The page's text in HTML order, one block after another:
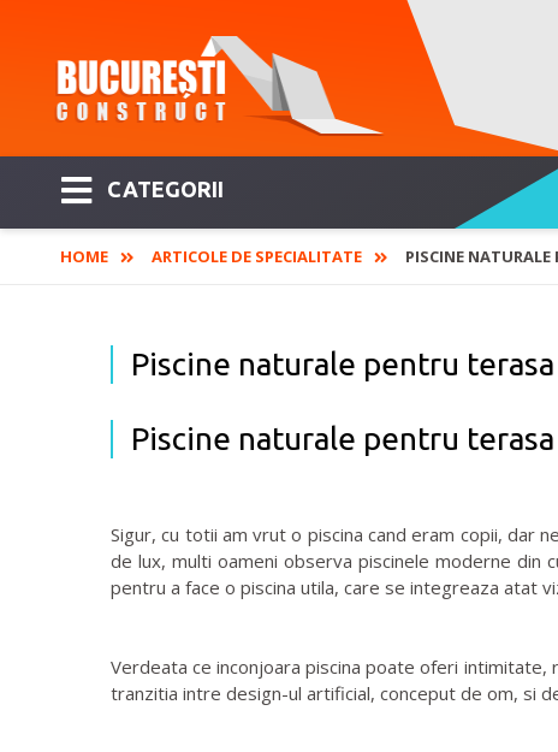
CATEGORII
HOME ARTICOLE DE SPECIALITATE PISCINE
Piscine naturale pentru
Piscine naturale pentru
Sigur, cu totii am vrut o piscina cand eram copii, dar
de lux, multi oameni observa piscinele moderne din
pentru a face o piscina utila, care se integreaza atat
Verdeata ce inconjoara piscina poate oferi intimitate,
tranzitia intre design-ul artificial, conceput de om, si